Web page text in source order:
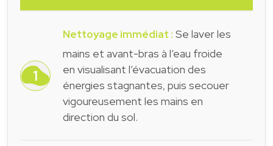
Nettoyage immédiat : Se laver les
mains et avant-bras à l’eau froide
en visualisant l’évacuation des
énergies stagnantes, puis secouer
vigoureusement les mains en
direction du sol.